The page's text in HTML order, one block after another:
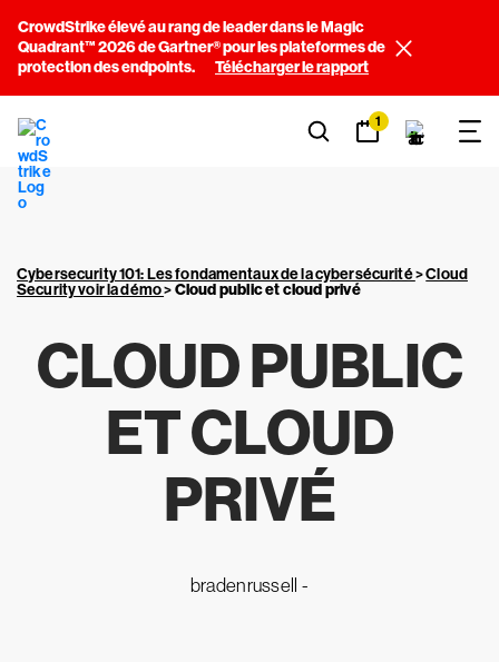
CrowdStrike élevé au rang de leader dans le Magic
Quadrant™ 2026 de Gartner® pour les plateformes de
protection des endpoints.
Télécharger le rapport
1
Cybersecurity 101: Les fondamentaux de la cybersécurité>Cloud
Security voir la démo>Cloud public et cloud privé
CLOUD PUBLIC
ET CLOUD
PRIVÉ
bradenrussell -